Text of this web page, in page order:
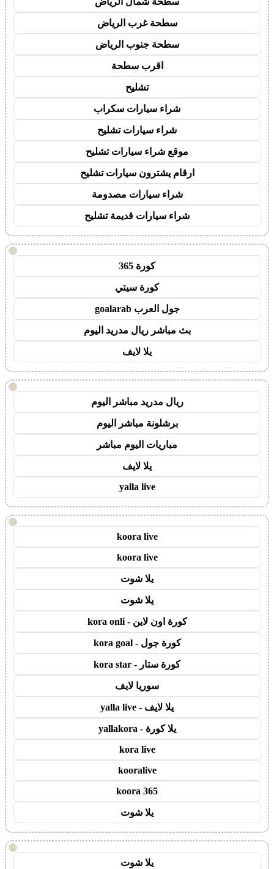
سطحة غرب الرياض
سطحة جنوب الرياض
اقرب سطحة
تشليح
شراء سيارات سكراب
شراء سيارات تشليح
موقع شراء سيارات تشليح
ارقام يشترون سيارات تشليح
شراء سيارات مصدومة
شراء سيارات قديمة تشليح
!
كورة 365
كورة سيتي
جول العرب goalarab
بث مباشر ريال مدريد اليوم
يلا لايف
!
ريال مدريد مباشر اليوم
برشلونة مباشر اليوم
مباريات اليوم مباشر
يلا لايف
yalla live
!
koora live
koora live
يلا شوت
يلا شوت
كورة اون لاين - kora onli
كورة جول - kora goal
كورة ستار - kora star
سوريا لايف
يلا لايف - yalla live
يلا كورة - yallakora
kora live
kooralive
koora 365
يلا شوت
!
يلا شوت